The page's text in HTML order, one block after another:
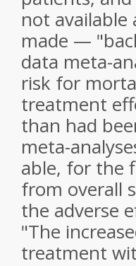
not
made —
data meta-
risk for
treatment
than had
meta-
able, for the
from overall
the adverse
"The
treatment